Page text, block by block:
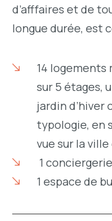
d’afffaires et de
longue durée, est
14 logements
sur 5 étages,
jardin d’hiver
typologie, en
vue sur la
1 conciergerie
1 espace de